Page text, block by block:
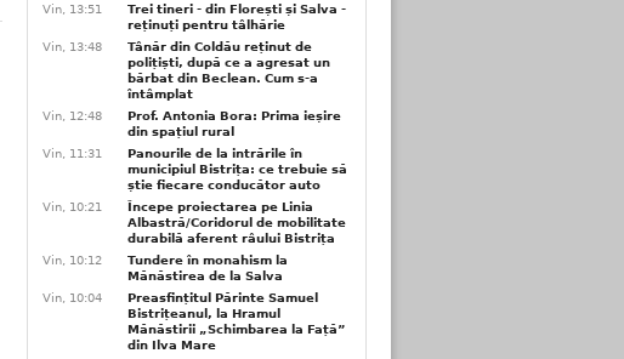
Vin, 13:51
Trei tineri - din Florești și Salva -
reținuți pentru tâlhărie
Vin, 13:48
Tânăr din Coldău reținut de
polițiști, după ce a agresat un
bărbat din Beclean. Cum s-a
întâmplat
Vin, 12:48
Prof. Antonia Bora: Prima ieșire
din spațiul rural
Vin, 11:31
Panourile de la intrările în
municipiul Bistrița: ce trebuie să
știe fiecare conducător auto
Vin, 10:21
Începe proiectarea pe Linia
Albastră/Coridorul de mobilitate
durabilă aferent râului Bistrița
Vin, 10:12
Tundere în monahism la
Mănăstirea de la Salva
Vin, 10:04
Preasfințitul Părinte Samuel
Bistrițeanul, la Hramul
Mănăstirii „Schimbarea la Față”
din Ilva Mare